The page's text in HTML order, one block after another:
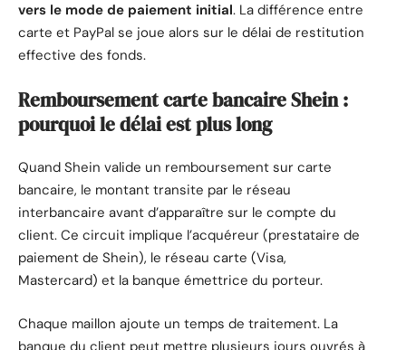
vers le mode de paiement initial. La différence entre
carte et PayPal se joue alors sur le délai de restitution
effective des fonds.
Remboursement carte bancaire Shein :
pourquoi le délai est plus long
Quand Shein valide un remboursement sur carte
bancaire, le montant transite par le réseau
interbancaire avant d’apparaître sur le compte du
client. Ce circuit implique l’acquéreur (prestataire de
paiement de Shein), le réseau carte (Visa,
Mastercard) et la banque émettrice du porteur.
Chaque maillon ajoute un temps de traitement. La
banque du client peut mettre plusieurs jours ouvrés à